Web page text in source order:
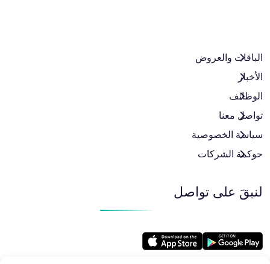
الباقات والعروض​
الأخبار
الوظائف
تواصل معنا
سياسة الخصوصية
حوكمة الشركات
لنبقَ على تواصل